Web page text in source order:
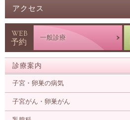
アクセス
WEB
予約 一般診療
診療案内
子宮・卵巣の病気
子宮がん・卵巣がん